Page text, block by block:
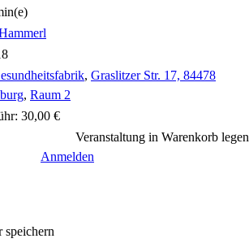
, Graslitzer Str. 17, 84478
, Raum 2
30,00 €
Veranstaltung in Warenkorb legen
Anmelden
speichern